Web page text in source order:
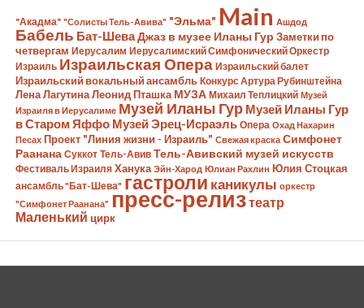
"Акадма" "Солисты Тель-Авива" "Эльма" Main Ашдод
Бабель Бат-ШеваДжаз в музее Иланы Гур Заметки по
четвергам Иерусалим Иерусалимский Симфонический Оркестр
Израиль Израильская Опера Израильский балет
Израильский вокальный ансамбль Конкурс Артура Рубинштейна
Лена Лагутина Леонид Пташка МУЗА Михаил Теплицкий Музей
Израиля в Иерусалиме Музей Иланы Гур Музей Иланы Гур
в Старом Яффо Музей Эрец-Исраэль Опера Охад Нахарин
Песах Проект "Линия жизни - Израиль" Свежая краска Симфонет
Раанана Суккот Тель-Авив Тель-Авивский музей искусств
Фестиваль Израиля Ханука Эйн-Харод Юлиан Рахлин Юлия Стоцкая
ансамбль "Бат-Шева" гастроли каникулы оркестр
"Симфонет Раанана" пресс-релизтеатр
Маленький цирк